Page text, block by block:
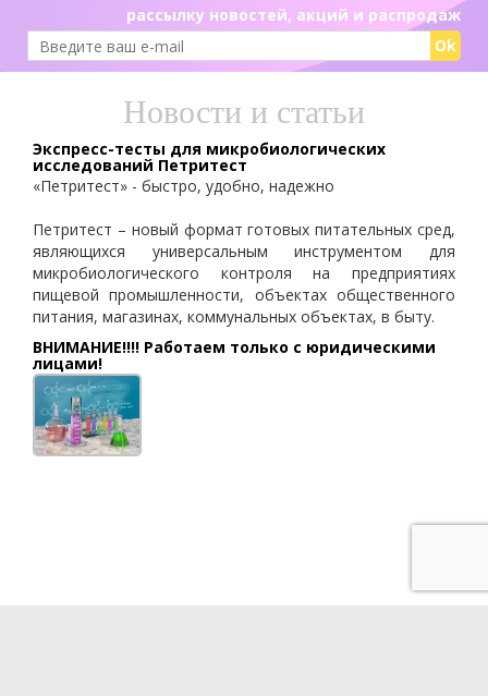
рассылку новостей, акций и распродаж
Ok
Новости и статьи
Экспресс-тесты для микробиологических
исследований Петритест
«Петритест» - быстро, удобно, надежно
Петритест – новый формат готовых питательных сред,
являющихся универсальным инструментом для
микробиологического контроля на предприятиях
пищевой промышленности, объектах общественного
питания, магазинах, коммунальных объектах, в быту.
ВНИМАНИЕ!!!! Работаем только с юридическими
лицами!